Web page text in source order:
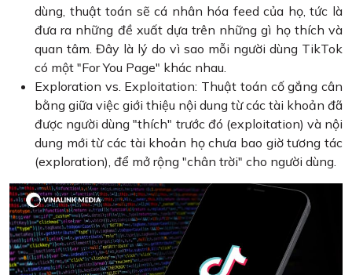
dùng, thuật toán sẽ cá nhân hóa feed của họ, tức là
đưa ra những đề xuất dựa trên những gì họ thích và
quan tâm. Đây là lý do vì sao mỗi người dùng TikTok
có một "For You Page" khác nhau.
Exploration vs. Exploitation: Thuật toán cố gắng cân
bằng giữa việc giới thiệu nội dung từ các tài khoản đã
được người dùng "thích" trước đó (exploitation) và nội
dung mới từ các tài khoản họ chưa bao giờ tương tác
(exploration), để mở rộng "chân trời" cho người dùng.